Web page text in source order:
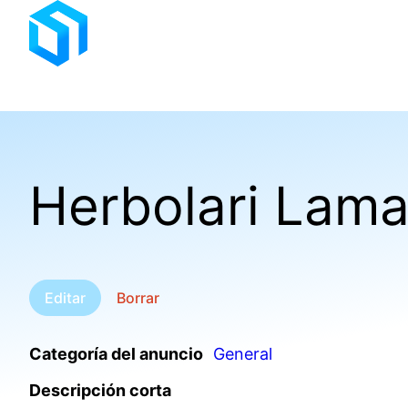
Saltar
contenido
Herbolari
Editar Borrar
Categoría del anuncio General
Descripción corta